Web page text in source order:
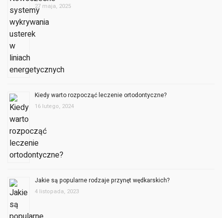
27 maja, 2025
Kiedy warto rozpocząć leczenie ortodontyczne?
16 lutego, 2024
Jakie są popularne rodzaje przynęt wędkarskich?
4 listopada, 2023